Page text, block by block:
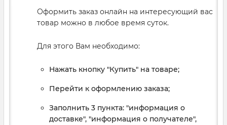
Оформить заказ онлайн на интересующий вас
товар можно в любое время суток.
Для этого Вам необходимо:
Нажать кнопку "Купить" на товаре;
Перейти к оформлению заказа;
Заполнить 3 пункта: "информация о
доставке", "информация о получателе",